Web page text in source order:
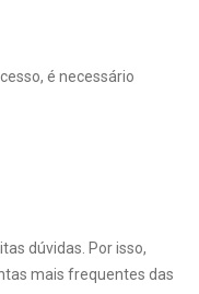
é necessário
dúvidas. Por isso,
mais frequentes das